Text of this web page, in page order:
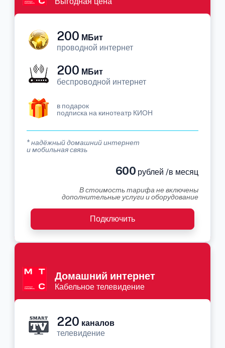
200 МБит
проводной интернет
200 МБит
беспроводной интернет
в подарок
подписка на кинотеатр КИОН
* надёжный домашний интернет
и мобильная связь
600 рублей /в месяц
В стоимость тарифа не включены
дополнительные услуги и оборудование
Подключить
Домашний интернет
Кабельное телевидение
220 каналов
телевидение